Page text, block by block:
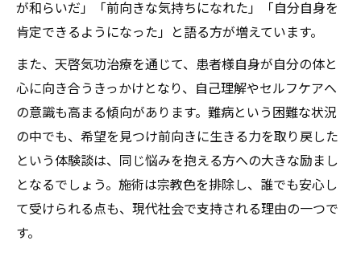
が和らいだ」「前向きな気持ちになれた」「自分自身を
肯定できるようになった」と語る方が増えています。
また、天啓気功治療を通じて、患者様自身が自分の体と
心に向き合うきっかけとなり、自己理解やセルフケアへ
の意識も高まる傾向があります。難病という困難な状況
の中でも、希望を見つけ前向きに生きる力を取り戻した
という体験談は、同じ悩みを抱える方への大きな励まし
となるでしょう。施術は宗教色を排除し、誰でも安心し
て受けられる点も、現代社会で支持される理由の一つで
す。